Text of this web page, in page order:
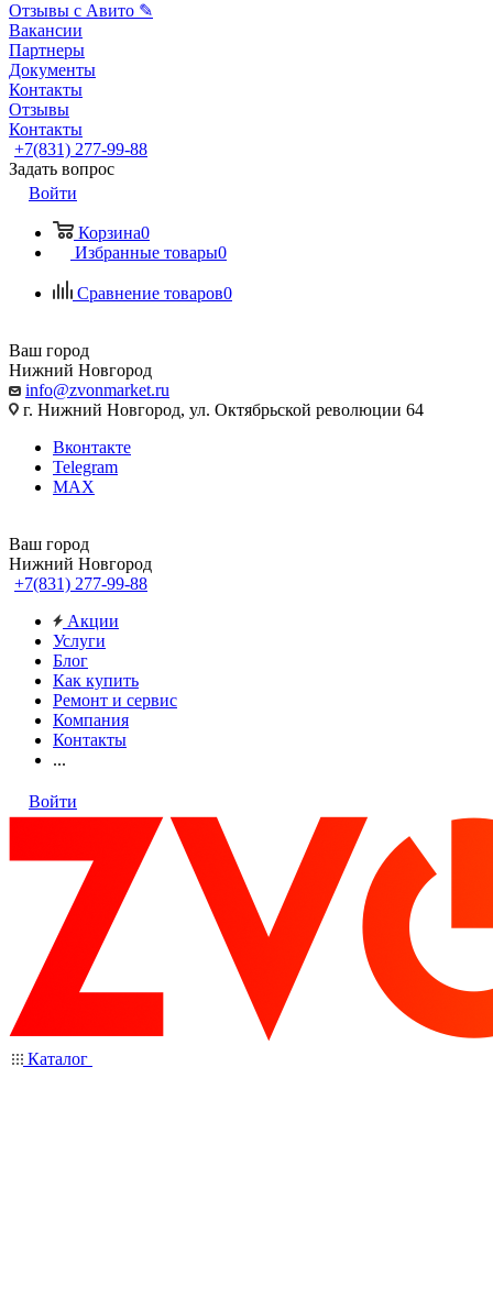
Отзывы с Авито ✎
Вакансии
Партнеры
Документы
Контакты
Отзывы
Контакты
+7(831) 277-99-88
Задать вопрос
Войти
Корзина0
Избранные товары0
Сравнение товаров0
Ваш город
Нижний Новгород
info@zvonmarket.ru
г. Нижний Новгород, ул. Октябрьской революции 64
Вконтакте
Telegram
MAX
Ваш город
Нижний Новгород
+7(831) 277-99-88
Акции
Услуги
Блог
Как купить
Ремонт и сервис
Компания
Контакты
...
Войти
Каталог